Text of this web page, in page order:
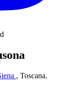
, Toscana.